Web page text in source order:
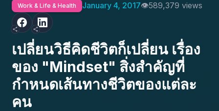
Work & Life & Health January 4, 2017 589,379 views
เปลี่ยนวิธีคิดชีวิตก็เปลี่ยน เรื่อง
ของ "Mindset" สิ่งสำคัญที่
กำหนดเส้นทางชีวิตของแต่ละ
คน